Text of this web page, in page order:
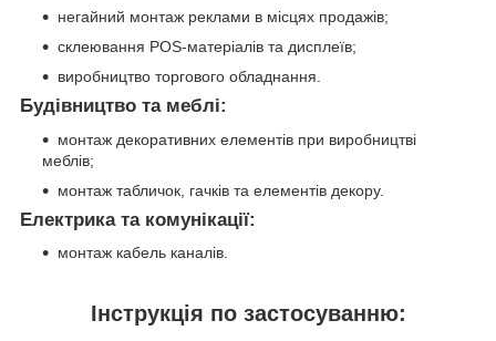
негайний монтаж реклами в місцях продажів;
склеювання POS-матеріалів та дисплеїв;
виробництво торгового обладнання.
Будівництво та меблі:
монтаж декоративних елементів при виробництві
меблів;
монтаж табличок, гачків та елементів декору.
Електрика та комунікації:
монтаж кабель каналів.
Інструкція по застосуванню: